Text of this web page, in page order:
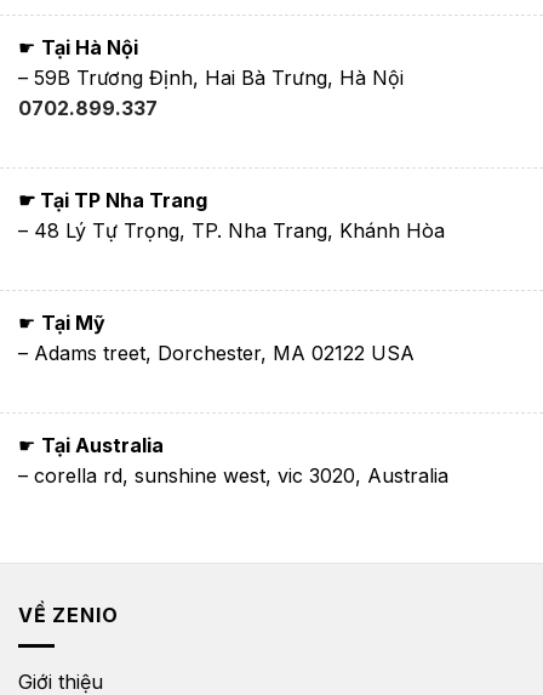
☛ Tại Hà Nội
– 59B Trương Định, Hai Bà Trưng, Hà Nội
0702.899.337
☛ Tại TP Nha Trang
– 48 Lý Tự Trọng, TP. Nha Trang, Khánh Hòa
☛ Tại Mỹ
– Adams treet, Dorchester, MA 02122 USA
☛ Tại Australia
– corella rd, sunshine west, vic 3020, Australia
VỀ ZENIO
Giới thiệu